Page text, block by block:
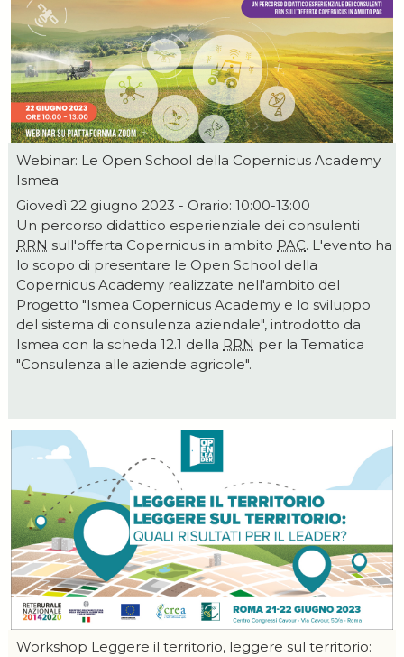
Webinar: Le Open School della Copernicus Academy
Ismea
Giovedì 22 giugno 2023 - Orario: 10:00-13:00
Un percorso didattico esperienziale dei consulenti
RRN sull'offerta Copernicus in ambito PAC. L'evento ha
lo scopo di presentare le Open School della
Copernicus Academy realizzate nell'ambito del
Progetto "Ismea Copernicus Academy e lo sviluppo
del sistema di consulenza aziendale", introdotto da
Ismea con la scheda 12.1 della RRN per la Tematica
"Consulenza alle aziende agricole".
Workshop Leggere il territorio, leggere sul territorio: